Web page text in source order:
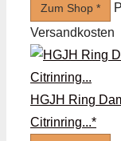
Zum Shop *
Versandkosten
HGJH Ring
Citrinring...*